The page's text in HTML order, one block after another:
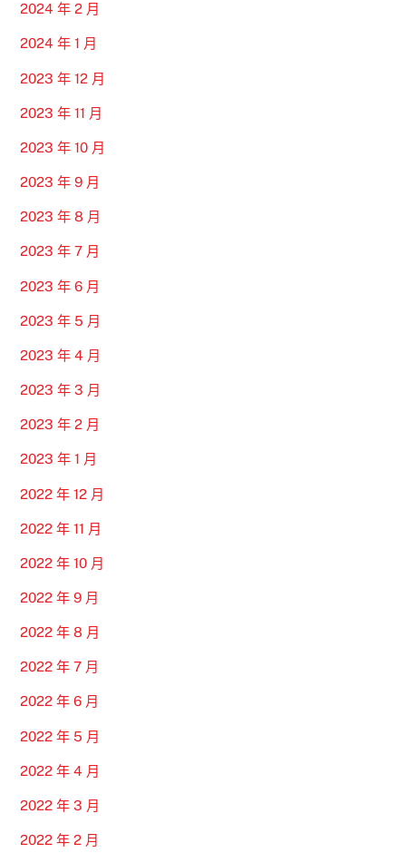
2024 年 2 月
2024 年 1 月
2023 年 12 月
2023 年 11 月
2023 年 10 月
2023 年 9 月
2023 年 8 月
2023 年 7 月
2023 年 6 月
2023 年 5 月
2023 年 4 月
2023 年 3 月
2023 年 2 月
2023 年 1 月
2022 年 12 月
2022 年 11 月
2022 年 10 月
2022 年 9 月
2022 年 8 月
2022 年 7 月
2022 年 6 月
2022 年 5 月
2022 年 4 月
2022 年 3 月
2022 年 2 月